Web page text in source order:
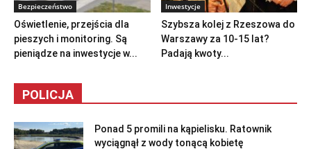
Bezpieczeństwo
Oświetlenie, przejścia dla
pieszych i monitoring. Są
pieniądze na inwestycje w...
Inwestycje
Szybsza kolej z Rzeszowa do
Warszawy za 10-15 lat?
Padają kwoty...
POLICJA
Ponad 5 promili na kąpielisku. Ratownik
wyciągnął z wody tonącą kobietę